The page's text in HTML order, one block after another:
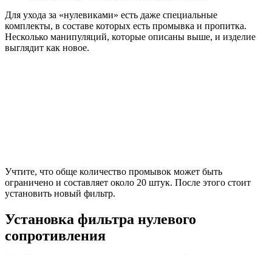
Для ухода за «нулевиками» есть даже специальные
комплекты, в составе которых есть промывка и пропитка.
Несколько манипуляций, которые описаны выше, и изделие
выглядит как новое.
Учтите, что обще количество промывок может быть
ограничено и составляет около 20 штук. После этого стоит
установить новый фильтр.
Установка фильтра нулевого
сопротивления